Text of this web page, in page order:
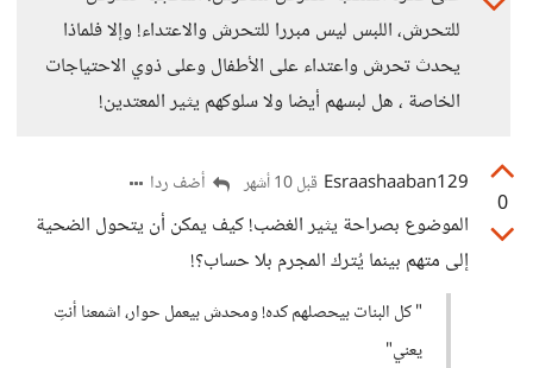
للتحرش، اللبس ليس مبررا للتحرش والاعتداء! وإلا فلماذا
يحدث تحرش واعتداء على الأطفال وعلى ذوي الاحتياجات
الخاصة ، هل لبسهم أيضا ولا سلوكهم يثير المعتدين!
0
Esraashaaban129 قبل 10 أشهر أضف ردا
الموضوع بصراحة يثير الغضب! كيف يمكن أن يتحول الضحية
إلى متهم بينما يُترك المجرم بلا حساب؟!
" كل البنات بيحصلهم كده! ومحدش بيعمل حوار، اشمعنا أنتِ
يعني"